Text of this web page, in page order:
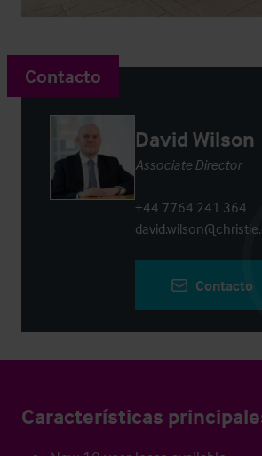
Contacto
David Wilson
Associate Director
+44 7764 241 364
Contacto
Características